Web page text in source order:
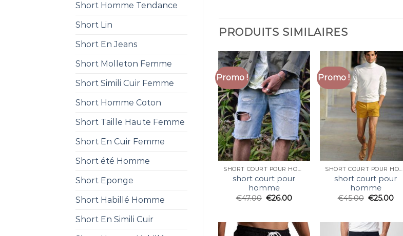
Short Homme Tendance
Short Lin
Short En Jeans
Short Molleton Femme
Short Simili Cuir Femme
Short Homme Coton
Short Taille Haute Femme
Short En Cuir Femme
Short été Homme
Short Eponge
Short Habillé Homme
Short En Simili Cuir
PRODUITS SIMILAIRES
Promo !
SHORT COURT POUR HOMME
short court pour
homme
€47.00 €26.00
Promo !
SHORT COURT POUR HOMME
short court pour
homme
€45.00 €25.00